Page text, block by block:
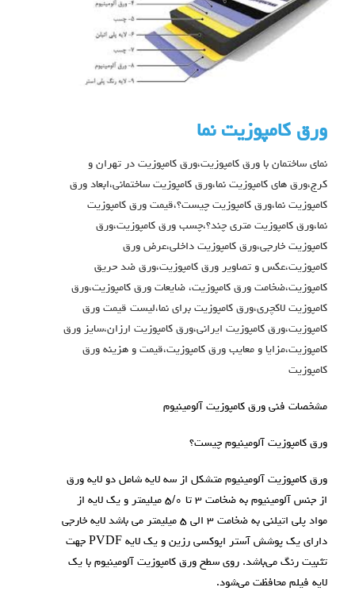
ورق کامپوزیت نما
نمای ساختمان با ورق کامپوزیت،ورق کامپوزیت در تهران و
کرج،ورق های کامپوزیت نما،ورق کامپوزیت ساختمانی،ابعاد ورق
کامپوزیت نما،ورق کامپوزیت چیست؟،قیمت ورق کامپوزیت
نما،ورق کامپوزیت متری چند؟،چسب ورق کامپوزیت،ورق
کامپوزیت خارجی،ورق کامپوزیت داخلی،عرض ورق
کامپوزیت،عکس و تصاویر ورق کامپوزیت،ورق ضد حریق
کامپوزیت،ضخامت ورق کامپوزیت، ضایعات ورق کامپوزیت،ورق
کامپوزیت لاکچری،ورق کامپوزیت برای نما،لیست قیمت ورق
کامپوزیت،ورق کامپوزیت ایرانی،ورق کامپوزیت ارزان،سایز ورق
کامپوزیت،مزایا و معایب ورق کامپوزیت،قیمت و هزینه ورق
کامپوزیت
مشخصات فنی ورق کامپوزیت آلومینیوم
ورق کامپوزیت آلومینیوم چیست؟
ورق کامپوزیت آلومینیوم متشکل از سه لایه شامل دو لایه ورق
از جنس آلومینیوم به ضخامت ۳ تا ۵/۰ میلیمتر و یک لایه از
مواد پلی اتیلنی به ضخامت ۳ الی ۵ میلیمتر می باشد لایه خارجی
دارای یک پوشش آستر اپوکسی رزین و یک لایه PVDF جهت
تثبیت رنگ می‌باشد. روی سطح ورق کامپوزیت آلومینیوم با یک
لایه فیلم محافظت می‌شود.